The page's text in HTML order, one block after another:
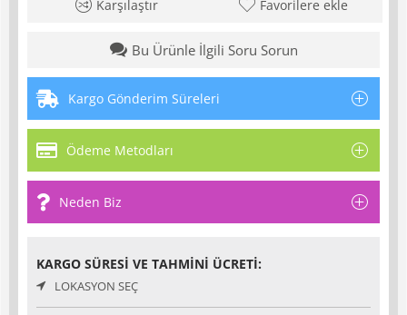
Karşılaştır Favorilere ekle
Bu Ürünle İlgili Soru Sorun
Kargo Gönderim Süreleri
Ödeme Metodları
Neden Biz
KARGO SÜRESI VE TAHMINI ÜCRETI:
LOKASYON SEÇ